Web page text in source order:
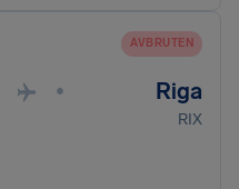
AVBRUTEN
• Riga
RIX